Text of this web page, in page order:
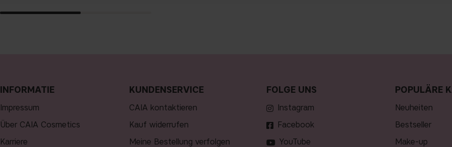
Ist IT'S ICONIC
INFORMATIE
Impressum
Über CAIA Cosmetics
Karriere
KUNDENSERVICE
CAIA kontaktieren
Kauf widerrufen
Meine Bestellung verfolgen
FOLGE UNS
Instagram
Facebook
YouTube
POPULÄRE
neuheiten
bestseller
make-up